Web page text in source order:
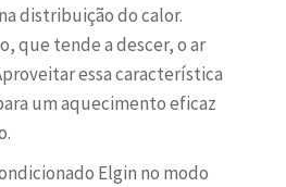
distribuição do calor.
que tende a descer, o ar
essa característica
um aquecimento eficaz
Elgin no modo